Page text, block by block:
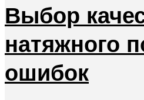
Выбор
натяжного
ошибок